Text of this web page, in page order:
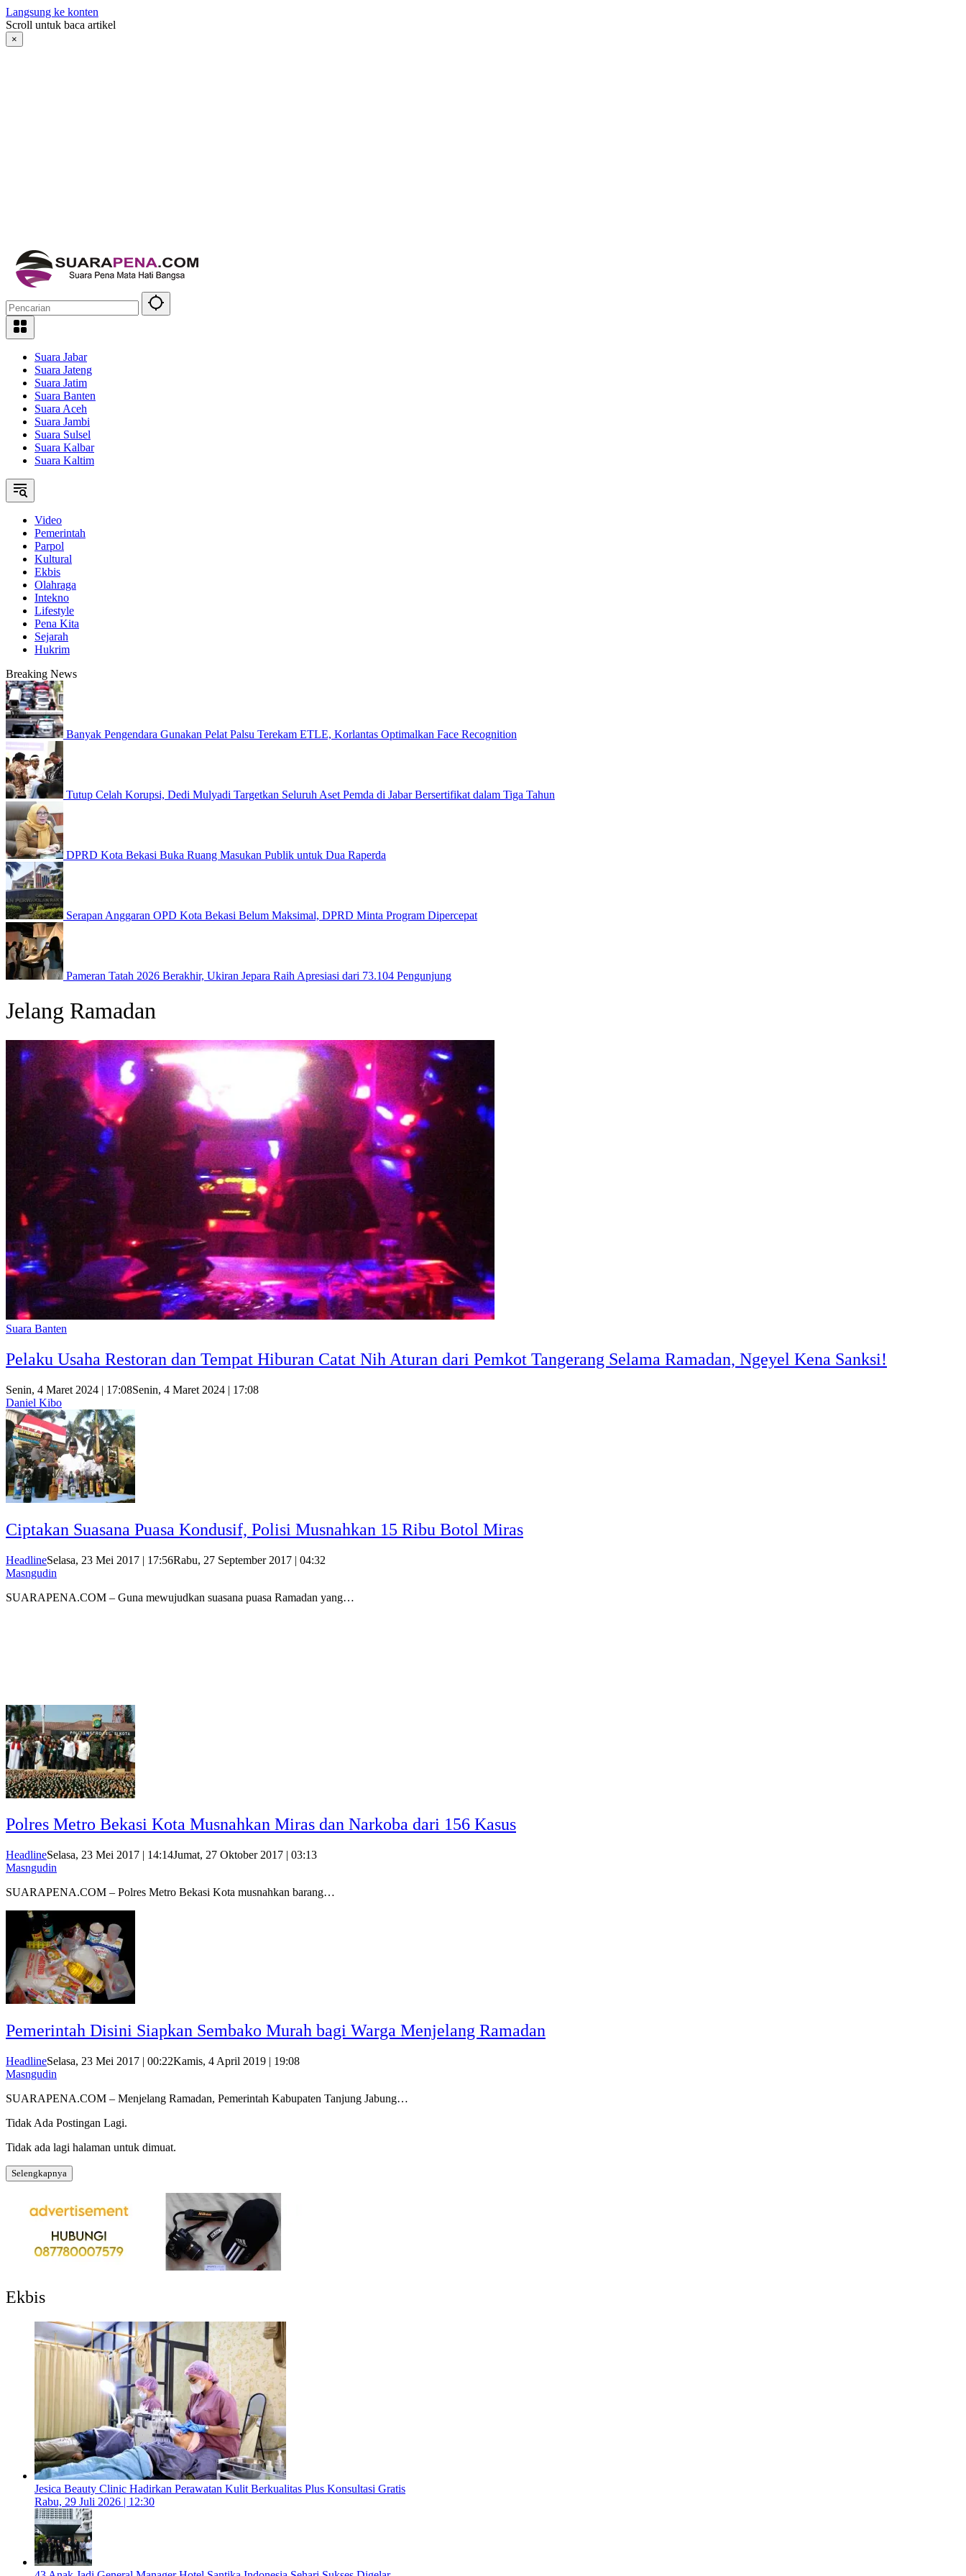
Langsung ke konten
Scroll untuk baca artikel
×
Suara Jabar
Suara Jateng
Suara Jatim
Suara Banten
Suara Aceh
Suara Jambi
Suara Sulsel
Suara Kalbar
Suara Kaltim
Video
Pemerintah
Parpol
Kultural
Ekbis
Olahraga
Intekno
Lifestyle
Pena Kita
Sejarah
Hukrim
Breaking News
Banyak Pengendara Gunakan Pelat Palsu Terekam ETLE, Korlantas Optimalkan Face Recognition
Tutup Celah Korupsi, Dedi Mulyadi Targetkan Seluruh Aset Pemda di Jabar Bersertifikat dalam Tiga Tahun
DPRD Kota Bekasi Buka Ruang Masukan Publik untuk Dua Raperda
Serapan Anggaran OPD Kota Bekasi Belum Maksimal, DPRD Minta Program Dipercepat
Pameran Tatah 2026 Berakhir, Ukiran Jepara Raih Apresiasi dari 73.104 Pengunjung
Jelang Ramadan
Suara Banten
Pelaku Usaha Restoran dan Tempat Hiburan Catat Nih Aturan dari Pemkot Tangerang Selama Ramadan, Ngeyel Kena Sanksi!
Senin, 4 Maret 2024 | 17:08Senin, 4 Maret 2024 | 17:08
Daniel Kibo
Ciptakan Suasana Puasa Kondusif, Polisi Musnahkan 15 Ribu Botol Miras
HeadlineSelasa, 23 Mei 2017 | 17:56Rabu, 27 September 2017 | 04:32
Masngudin
SUARAPENA.COM – Guna mewujudkan suasana puasa Ramadan yang…
Polres Metro Bekasi Kota Musnahkan Miras dan Narkoba dari 156 Kasus
HeadlineSelasa, 23 Mei 2017 | 14:14Jumat, 27 Oktober 2017 | 03:13
Masngudin
SUARAPENA.COM – Polres Metro Bekasi Kota musnahkan barang…
Pemerintah Disini Siapkan Sembako Murah bagi Warga Menjelang Ramadan
HeadlineSelasa, 23 Mei 2017 | 00:22Kamis, 4 April 2019 | 19:08
Masngudin
SUARAPENA.COM – Menjelang Ramadan, Pemerintah Kabupaten Tanjung Jabung…
Tidak Ada Postingan Lagi.
Tidak ada lagi halaman untuk dimuat.
Selengkapnya
Ekbis
Jesica Beauty Clinic Hadirkan Perawatan Kulit Berkualitas Plus Konsultasi Gratis
Rabu, 29 Juli 2026 | 12:30